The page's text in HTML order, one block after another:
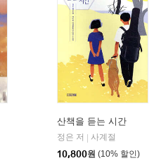
산책을 듣는 시간
정은 저
사계절
10,800원 (10% 할인)